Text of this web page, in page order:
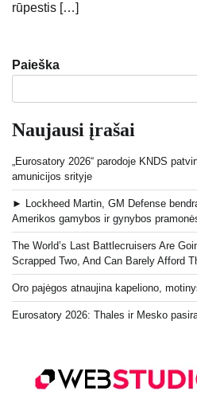
rūpestis […]
Paieška
Naujausi įrašai
„Eurosatory 2026“ parodoje KNDS
amunicijos srityje
► Lockheed Martin, GM Defense
Amerikos gamybos ir gynybos
The World’s Last Battlecruisers Are
Scrapped Two, And Can Barely Afford
Oro pajėgos atnaujina kapeliono,
Eurosatory 2026: Thales ir Mesko